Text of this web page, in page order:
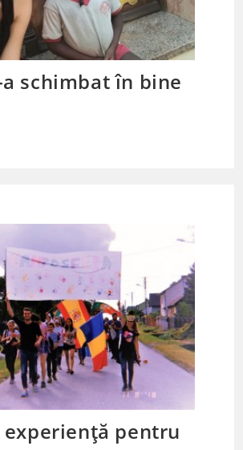
a schimbat în bine
experiență pentru